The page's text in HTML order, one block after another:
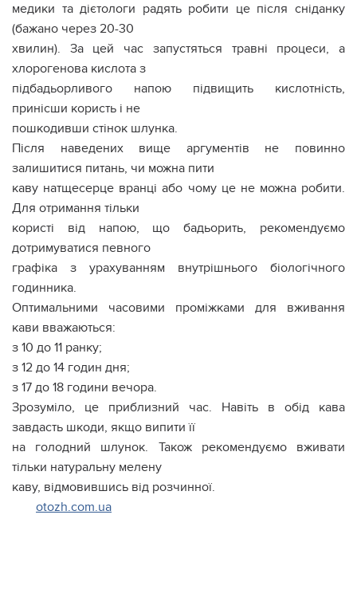
медики та дієтологи радять робити це після сніданку
(бажано через 20-30
хвилин). За цей час запустяться травні процеси, а
хлорогенова кислота з
підбадьорливого напою підвищить кислотність,
принісши користь і не
пошкодивши стінок шлунка.
Після наведених вище аргументів не повинно
залишитися питань, чи можна пити
каву натщесерце вранці або чому це не можна робити.
Для отримання тільки
користі від напою, що бадьорить, рекомендуємо
дотримуватися певного
графіка з урахуванням внутрішнього біологічного
годинника.
Оптимальними часовими проміжками для вживання
кави вважаються:
з 10 до 11 ранку;
з 12 до 14 годин дня;
з 17 до 18 години вечора.
Зрозуміло, це приблизний час. Навіть в обід кава
завдасть шкоди, якщо випити її
на голодний шлунок. Також рекомендуємо вживати
тільки натуральну мелену
каву, відмовившись від розчинної.
otozh.com.ua